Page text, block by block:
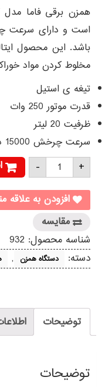
باشد. این محصول
مخلوط کردن مواد
تیغه ی استیل
قدرت موتور 250 وات
ظرفیت 20 لیتر
سرعت چرخش 15000 دور در دقیقه
- همزن
برقی
فاما
مدل
250VF
عدد
+
افزودن به علاقه
مقایسه
شناسه محصول: 932
دسته:
دستگاه همزن ,
توضیحات
توضیحات